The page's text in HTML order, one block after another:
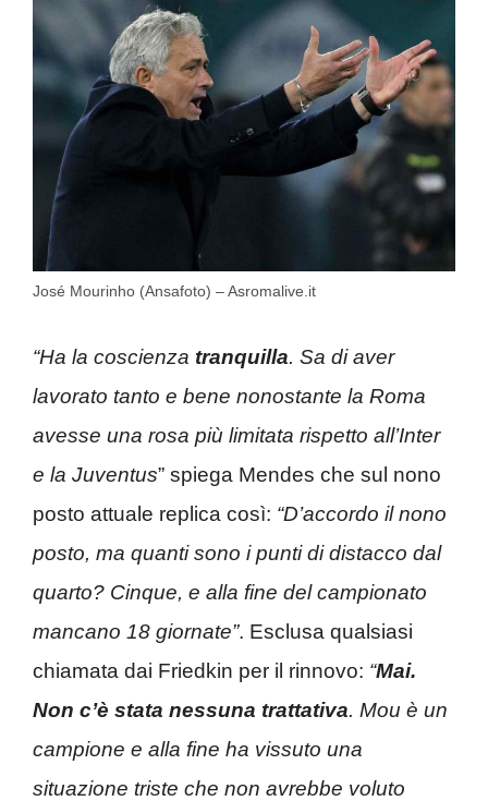
José Mourinho (Ansafoto) – Asromalive.it
“Ha la coscienza tranquilla. Sa di aver
lavorato tanto e bene nonostante la Roma
avesse una rosa più limitata rispetto all’Inter
e la Juventus” spiega Mendes che sul nono
posto attuale replica così: “D’accordo il nono
posto, ma quanti sono i punti di distacco dal
quarto? Cinque, e alla fine del campionato
mancano 18 giornate”. Esclusa qualsiasi
chiamata dai Friedkin per il rinnovo: “Mai.
Non c’è stata nessuna trattativa. Mou è un
campione e alla fine ha vissuto una
situazione triste che non avrebbe voluto